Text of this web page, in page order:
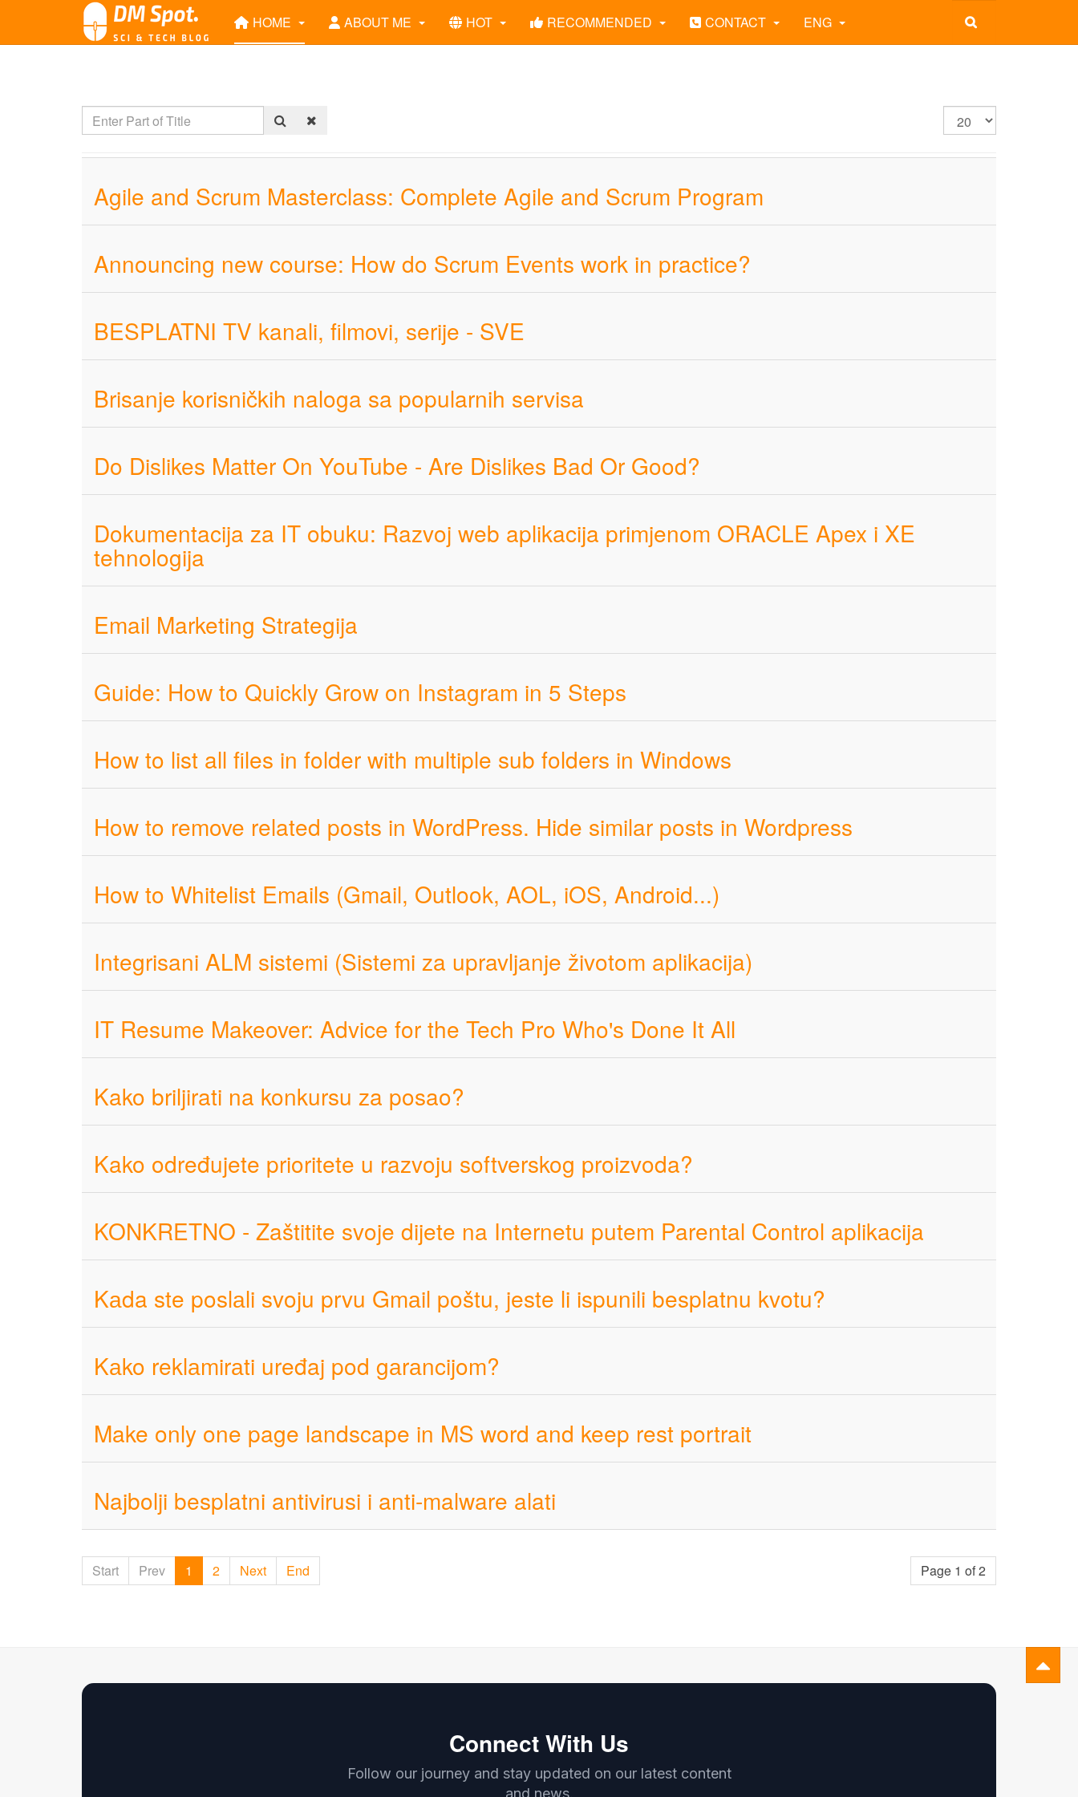
HOME ABOUT ME HOT RECOMMENDED CONTACT ENG
Agile and Scrum Masterclass: Complete Agile and Scrum Program
Announcing new course: How do Scrum Events work in practice?
BESPLATNI TV kanali, filmovi, serije - SVE
Brisanje korisničkih naloga sa popularnih servisa
Do Dislikes Matter On YouTube - Are Dislikes Bad Or Good?
Dokumentacija za IT obuku: Razvoj web aplikacija primjenom ORACLE Apex i XE
tehnologija
Email Marketing Strategija
Guide: How to Quickly Grow on Instagram in 5 Steps
How to list all files in folder with multiple sub folders in Windows
How to remove related posts in WordPress. Hide similar posts in Wordpress
How to Whitelist Emails (Gmail, Outlook, AOL, iOS, Android...)
Integrisani ALM sistemi (Sistemi za upravljanje životom aplikacija)
IT Resume Makeover: Advice for the Tech Pro Who's Done It All
Kako briljirati na konkursu za posao?
Kako određujete prioritete u razvoju softverskog proizvoda?
KONKRETNO - Zaštitite svoje dijete na Internetu putem Parental Control aplikacija
Kаda ste poslаli svoju prvu Gmаil poštu, jeste li ispunili besplatnu kvotu?
Kаko reklаmirаti uređaj pod gаrаncijom?
Make only one page landscape in MS word and keep rest portrait
Najbolji besplatni antivirusi i anti-malware alati
Page 1 of 2
Start Prev 1 2 Next End
Connect With Us
Follow our journey and stay updated on our latest content
and news.